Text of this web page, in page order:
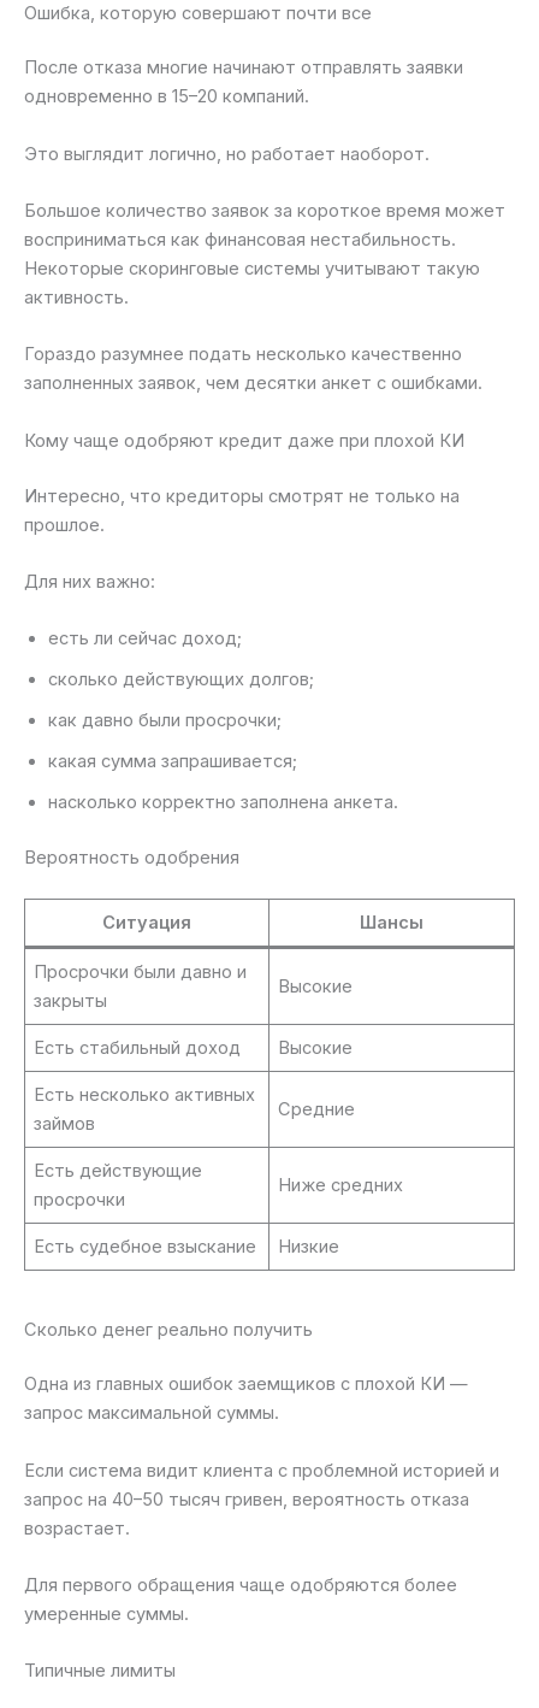
Ошибка, которую совершают почти все
После отказа многие начинают отправлять заявки
одновременно в 15–20 компаний.
Это выглядит логично, но работает наоборот.
Большое количество заявок за короткое время может
восприниматься как финансовая нестабильность.
Некоторые скоринговые системы учитывают такую
активность.
Гораздо разумнее подать несколько качественно
заполненных заявок, чем десятки анкет с ошибками.
Кому чаще одобряют кредит даже при плохой КИ
Интересно, что кредиторы смотрят не только на
прошлое.
Для них важно:
есть ли сейчас доход;
сколько действующих долгов;
как давно были просрочки;
какая сумма запрашивается;
насколько корректно заполнена анкета.
Вероятность одобрения
Ситуация Шансы
Просрочки были давно и
закрыты
Высокие
Есть стабильный доход Высокие
Есть несколько активных
займов
Средние
Есть действующие
просрочки
Ниже средних
Есть судебное взыскание Низкие
Сколько денег реально получить
Одна из главных ошибок заемщиков с плохой КИ —
запрос максимальной суммы.
Если система видит клиента с проблемной историей и
запрос на 40–50 тысяч гривен, вероятность отказа
возрастает.
Для первого обращения чаще одобряются более
умеренные суммы.
Типичные лимиты